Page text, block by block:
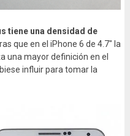
tiene una densidad de
que en el iPhone 6 de 4.7″ la
una mayor definición en el
influir para tomar la